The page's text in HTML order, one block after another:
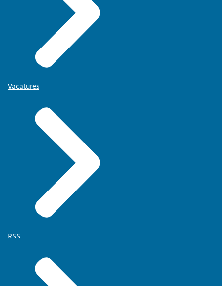
Vacatures
RSS